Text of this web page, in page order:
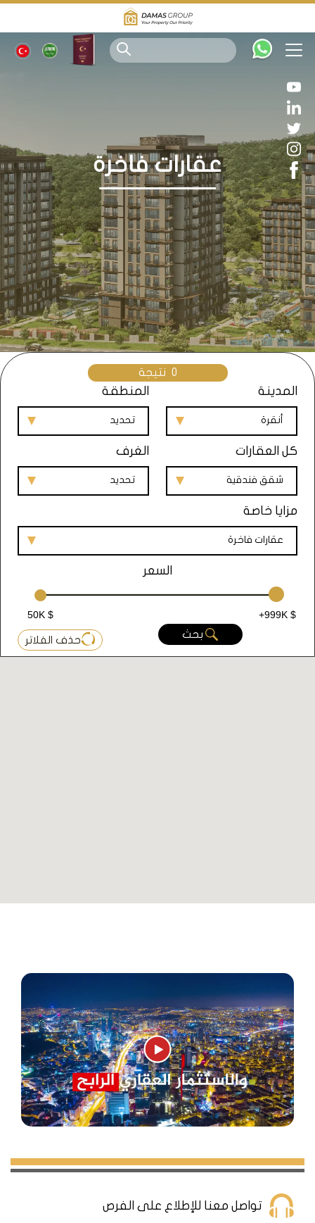
عقارات فاخرة
0 نتيجة
المدينة
أنقرة
المنطقة
تحديد
كل العقارات
شقق فندقية
الغرف
تحديد
مزايا خاصة
عقارات فاخرة
السعر
50K $
+999K $
بحث
حذف الفلاتر
تواصل معنا للإطلاع على الفرص